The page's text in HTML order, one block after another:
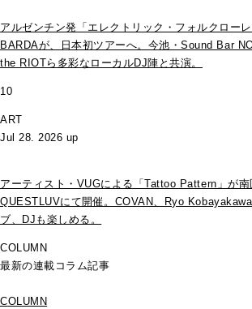
アルゼンチン発「エレクトリック・フォルクロー
BARDAが、日本初ツアーへ。今池・Sound Bar
the RIOTら多彩なローカルDJ陣と共演。
10
ART
Jul 28. 2026 up
アーティスト・VUGによる「Tattoo Pattern」が南
QUESTLUVにて開催。COVAN、Ryo
ブ、DJも楽しめる。
COLUMN
最新の連載コラム記事
COLUMN